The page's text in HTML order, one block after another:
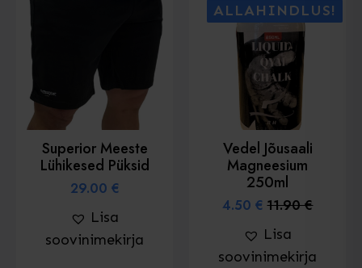
Superior Meeste
Lühikesed Püksid
29.00 €
Lisa
soovinimekirja
ALLAHINDLUS!
Vedel Jõusaali
Magneesium
250ml
11.90€
Algne
hind
oli:
11.90 €.
4.50 € Praegune
hind
on:
4.50 €.
Lisa
soovinimekirja